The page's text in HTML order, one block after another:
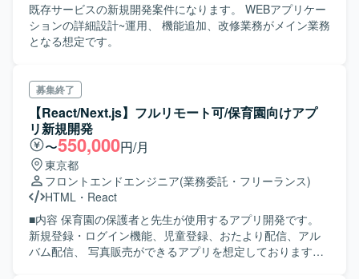
既存サービスの新規開発案件になります。 WEBアプリケー
ションの詳細設計~運用、 機能追加、改修業務がメイン業務
となる想定です。
募集終了
【React/Next.js】フルリモート可/保育園向けアプ
リ新規開発
〜550,000円/月
東京都
フロントエンドエンジニア(業務委託・フリーランス)
HTML ・ React
■内容 保育園の保護者と先生が使用するアプリ開発です。
新規登録・ログイン機能、児童登録、おたより配信、アル
バム配信、 写真販売ができるアプリを想定しております。